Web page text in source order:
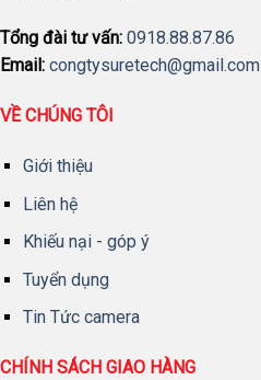
Tổng đài tư vấn: 0918.88.87.86
Email: congtysuretech@gmail.com
VỀ CHÚNG TÔI
Giới thiệu
Liên hệ
Khiếu nại - góp ý
Tuyển dụng
Tin Tức camera
CHÍNH SÁCH GIAO HÀNG